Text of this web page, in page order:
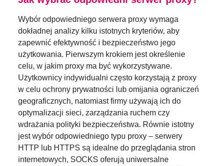
Wybór odpowiedniego serwera proxy wymaga
dokładnej analizy kilku istotnych kryteriów, aby
zapewnić efektywność i bezpieczeństwo jego
użytkowania. Pierwszym krokiem jest określenie
celu, w jakim proxy ma być wykorzystywane.
Użytkownicy indywidualni często korzystają z proxy
w celu ochrony prywatności lub omijania ograniczeń
geograficznych, natomiast firmy używają ich do
optymalizacji sieci, zarządzania ruchem czy
wdrażania polityki bezpieczeństwa. Równie istotny
jest wybór odpowiedniego typu proxy – serwery
HTTP lub HTTPS są idealne do przeglądania stron
internetowych, SOCKS oferują uniwersalne